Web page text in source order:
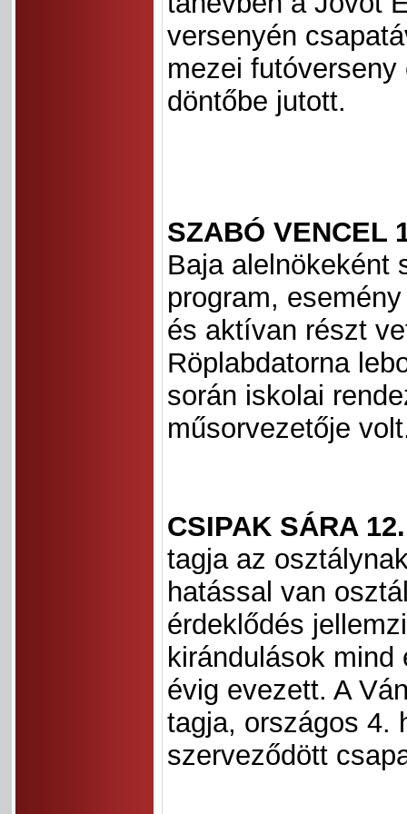
versenyén
mezei
döntőbe jutott.
SZABÓ VENCEL
Baja alelnökeként
program,
és aktívan részt
Röplabdatorna
során iskolai
műsorvezetője
CSIPAK SÁRA
tagja az
hatással van
érdeklődés
kirándulások
évig evezett. A
tagja, országos 4.
szerveződött